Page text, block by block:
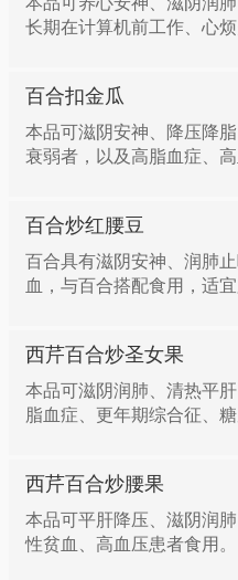
17、久咳、痰中夹少量血
组成：百合18.8克 柳叶
白皮15.0克 水蜈蚣18.8克
方一：治疗慢性支气管炎
方二：治疗肺脓肿
次服。
方三：治疗脏燥症
功效：具有养胃缓痛、补
烦不眠症等症。
三色百合
材料：百合50g，西芹
做法：百合切去两头，剥
下西芹煸炒，然后入银杏
锅边加入少许清水，快
可。
长期在计算机前工作、心烦
百合扣金瓜
本品可滋阴安神、降压降
衰弱者，以及高脂血症、高
百合炒红腰豆
百合具有滋阴安神、润肺
血，与百合搭配食用，适
西芹百合炒圣女果
本品可滋阴润肺、清热平
脂血症、更年期综合征、糖
西芹百合炒腰果
本品可平肝降压、滋阴润
性贫血、高血压患者食用。